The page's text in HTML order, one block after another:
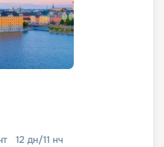
12 дн/11 нч